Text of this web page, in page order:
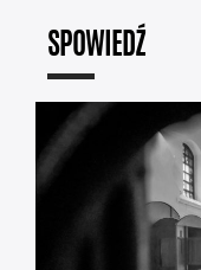
SPOWIEDŹ